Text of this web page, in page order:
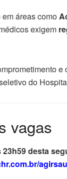
áreas como
exigem
do
vagas
23h59 desta